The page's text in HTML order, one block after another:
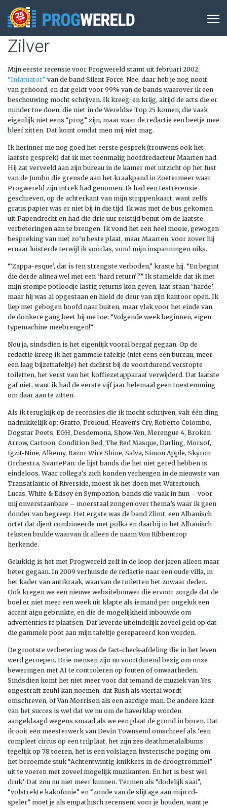
Zilver
Mijn eerste recensie voor Progwereld stamt uit februari 2002:
“Infatuator” van de band Silent Force. Nee, daar heb je nog nooit
van gehoord, en dat geldt voor 99% van de bands waarover ik een
beschouwing mocht schrijven. Ik kreeg, en krijg, altijd de acts die er
minder toe doen, die niet in de Wereldse Top 25 komen, die vaak
eigenlijk niet eens “prog” zijn, maar waar de redactie een beetje mee
bleef zitten. Dat komt omdat men mij niet mag.
Ik herinner me nog goed het eerste gesprek (trouwens ook het
laatste gesprek) dat ik met toenmalig hoofdredacteur Maarten had.
Hij zat verveeld aan zijn bureau in de kamer met uitzicht op het fust
van de Jumbo die grensde aan het kraakpand in Zoetermeer waar
Progwereld zijn intrek had genomen. Ik had een testrecensie
geschreven, op de achterkant van mijn strippenkaart, want zelfs
gratis papier was er niet bij in die tijd. Ik was met de bus gekomen
uit Papendrecht en had die drie uur reistijd benut om de laatste
verbeteringen aan te brengen. Ik vond het een heel mooie, gewogen
bespreking van niet zo’n beste plaat, maar Maarten, voor zover hij
ernaar luisterde terwijl ik voorlas, vond mijn inspanningen niks.
“’Zappa-esque’, dat is ten strengste verboden,” kraste hij. “En begint
die derde alinea wel met een ‘hard return’?” Ik stamelde dat ik met
mijn stompe potloodje lastig returns kon geven, laat staan ‘harde’,
maar hij was al opgestaan en hield de deur van zijn kantoor open. Ik
liep met gebogen hoofd naar buiten, maar vlak voor het einde van
de donkere gang beet hij me toe: “Volgende week beginnen, eigen
typemachine meebrengen!”
Nou ja, sindsdien is het eigenlijk vooral bergaf gegaan. Op de
redactie kreeg ik het gammele tafeltje (niet eens een bureau, meer
een laag bijzettafeltje) het dichtst bij de voortdurend verstopte
toiletten, het verst van het koffiezetapparaat verwijderd. Dat laatste
gaf niet, want ik had de eerste vijf jaar helemaal geen toestemming
om daar aan te zitten.
Als ik terugkijk op de recensies die ik mocht schrijven, valt één ding
nadrukkelijk op: Gratto, Proloud, Heaven’s Cry, Roberto Colombo,
Dogstar Poets, EGH, Desdemona, Show-Yen, Merengue 4, Broken
Arrow, Cartoon, Condition Red, The Red Masque, Darling, Morsof,
Igzit-Nine, Alkemy, Razor Wire Shine, Salva, Simon Apple, Skyron
Orchestra, SvartePan: de lijst bands die het niet gered hebben is
eindeloos. Waar collega’s zich konden verheugen in de nieuwste van
Transatlantic of Riverside, moest ik het doen met Watertouch,
Lucas, White & Edsey en Sympozion, bands die vaak in hun – voor
mij onverstaanbare – moerstaal zongen over thema’s waar ik geen
donder van begreep. Het ergste was de band Zlimt, een Albanisch
octet dat djent combineerde met polka en daarbij in het Albanisch
teksten brulde waarvan ik alleen de naam Von Ribbentrop
herkende.
Gelukkig is het met Progwereld zelf in de loop der jaren alleen maar
beter gegaan. In 2009 verhuisde de redactie naar een oude villa, in
het kader van antikraak, waarvan de toiletten het zowaar deden.
Ook kregen we een nieuwe websitebouwer die ervoor zorgde dat de
boel er niet meer een week uit klapte als iemand per ongeluk een
accent aigu gebruikte, en die de mogelijkheid inbouwde om
advertenties te plaatsen. Dat leverde uiteindelijk zoveel geld op dat
die gammele poot aan mijn tafeltje gerepareerd kon worden.
De grootste verbetering was de fact-check-afdeling die in het leven
werd geroepen. Drie mensen zijn nu voortdurend bezig om onze
beweringen met AI te controleren op fouten of onwaarheden.
Sindsdien komt het niet meer voor dat iemand de muziek van Yes
ongestraft zeuhl kan noemen, dat Rush als viertal wordt
omschreven, of Van Morrison als een aardige man. De andere kant
van het succes is wel dat we nu om de haverklap worden
aangeklaagd wegens smaad als we een plaat de grond in boren. Dat
ik ooit een meesterwerk van Devin Townsend omschreef als ‘een
compleet circus op een trilplaat, het zijn zes deathmetalalbums
tegelijk op 78 toeren, het is een volslagen hysterische poging om
het beroemde stuk “Achtentwintig knikkers in de droogtrommel”
uit te voeren met zoveel mogelijk muzikanten. En het is best wel
druk’. Dat zou nu niet meer kunnen. Termen als “dodelijk saai”,
“volstrekte kakofonie” en “zonde van de slijtage aan mijn cd-
speler” moet je als empathisch recensent voor je houden, want je